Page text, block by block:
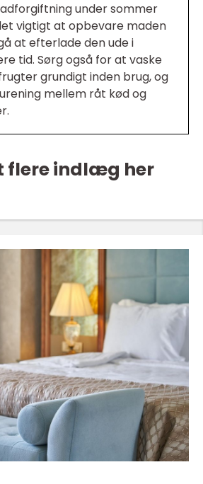
under sommer
vigtigt at opbevare maden
at efterlade den ude i
tid. Sørg også for at vaske
grundigt inden brug, og
mellem råt kød og
flere indlæg her